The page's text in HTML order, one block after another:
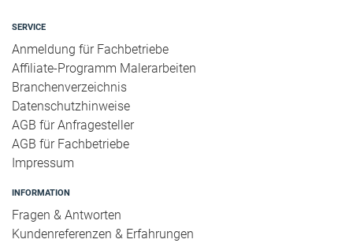
SERVICE
Anmeldung für Fachbetriebe
Affiliate-Programm Malerarbeiten
Branchenverzeichnis
Datenschutzhinweise
AGB für Anfragesteller
AGB für Fachbetriebe
Impressum
INFORMATION
Fragen & Antworten
Kundenreferenzen & Erfahrungen